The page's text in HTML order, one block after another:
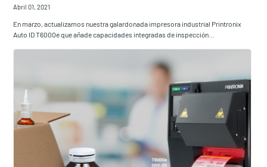
Abril 01, 2021
En marzo, actualizamos nuestra galardonada impresora industrial Printronix
Auto ID T6000e que añade capacidades integradas de inspección...